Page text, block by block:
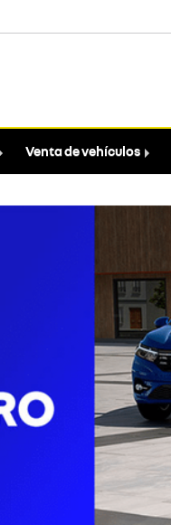
Venta de vehículos